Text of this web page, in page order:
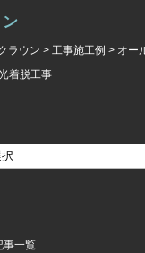
ラウン > 工事施工例 > オー
着脱工事
事一覧